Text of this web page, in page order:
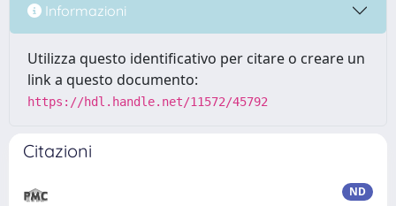
Informazioni
Utilizza questo identificativo per citare o creare un
link a questo documento:
https://hdl.handle.net/11572/45792
Citazioni
ND